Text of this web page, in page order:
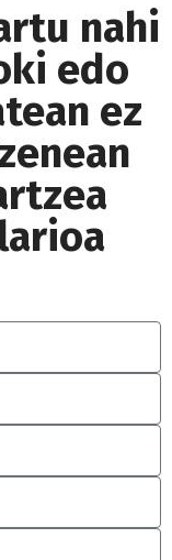
nahi
edo
ez